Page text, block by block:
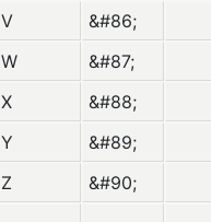
V
&#86;
W
&#87;
X
&#88;
Y
&#89;
Z &#90;